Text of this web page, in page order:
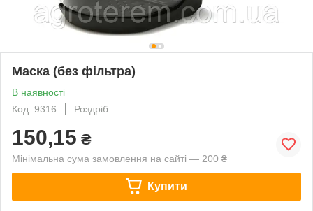
Маска (без фільтра)
В наявності
Код: 9316
Роздріб
150,15 ₴
Мінімальна сума замовлення на сайті — 200 ₴
Купити